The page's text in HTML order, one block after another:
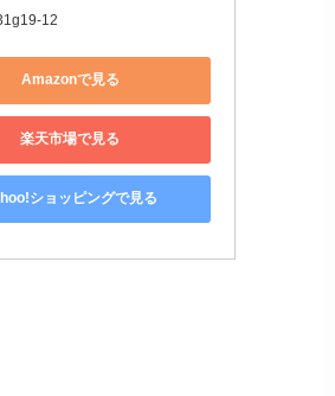
12
Amazonで見る
楽天市場で見る
ショッピングで見る